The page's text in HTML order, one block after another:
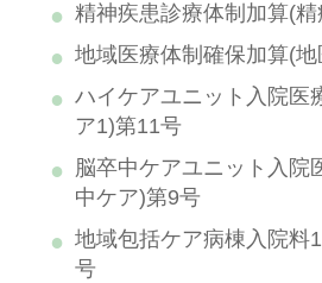
精神疾患診療体制加算(
地域医療体制確保加算(
ハイケアユニット入院医
ア1)第11号
脳卒中ケアユニット入院
中ケア)第9号
地域包括ケア病棟入院料
号